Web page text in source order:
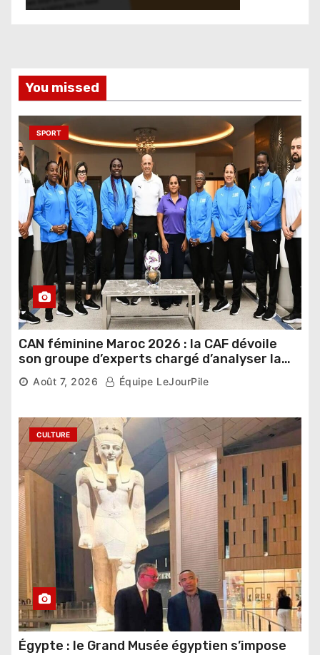
You missed
SPORT
CAN féminine Maroc 2026 : la CAF dévoile
son groupe d’experts chargé d’analyser la
compétition
Août 7, 2026 Équipe LeJourPile
CULTURE
Égypte : le Grand Musée égyptien s’impose